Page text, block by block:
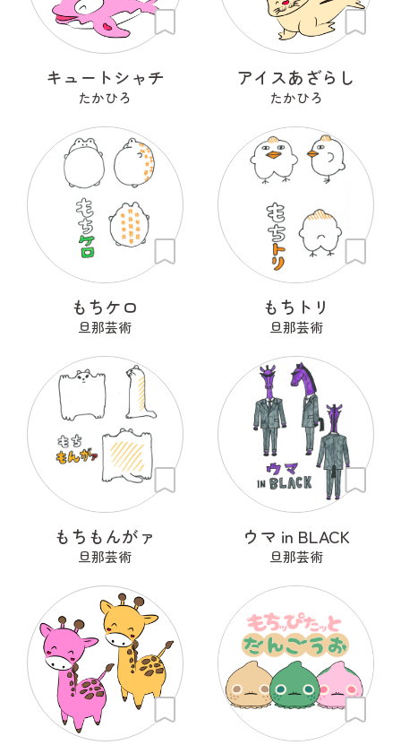
キュートシャチ
たかひろ
アイスあざらし
たかひろ
もちケロ
旦那芸術
もちトリ
旦那芸術
もちもんがァ
旦那芸術
ウマ in BLACK
旦那芸術